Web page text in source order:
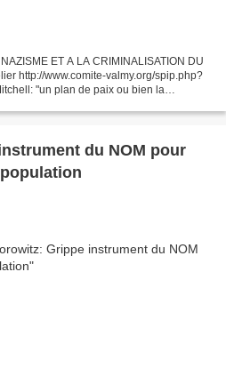
ET A LA CRIMINALISATION DU
http://www.comite-valmy.org/spip.php?
"un plan de paix ou bien la
du NOM pour